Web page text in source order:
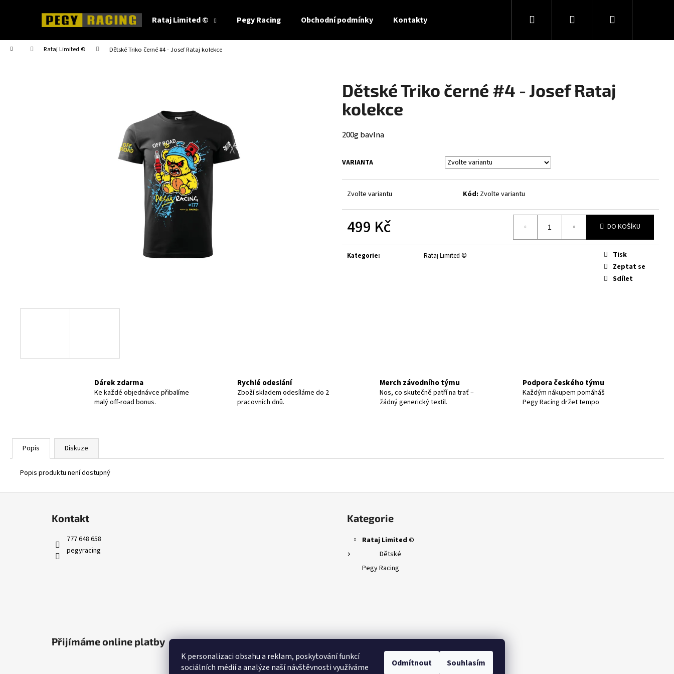
K personalizaci obsahu a reklam, poskytování funkcí
sociálních médií a analýze naší návštěvnosti využíváme
Odmítnout Souhlasím
Rataj Limited © Pegy Racing Obchodní podmínky Kontakty Hledat PřihlášeníNákupní
Domů Rataj Limited © Dětské Triko černé #4 - Josef Rataj kolekce
Dětské Triko černé #4 - Josef Rataj
kolekce
200g bavlna
VARIANTA
Zvolte variantu Kód: Zvolte variantu
499 Kč
cena:
DO KOŠÍKU
Kategorie: Rataj Limited ©
Tisk
Zeptat se
Sdílet
Dárek zdarma
Ke každé objednávce přibalíme
malý off-road bonus.
Rychlé odeslání
Zboží skladem odesíláme do 2
pracovních dnů.
Merch závodního týmu
Nos, co skutečně patří na trať –
žádný generický textil.
Podpora českého týmu
Každým nákupem pomáháš
Pegy Racing držet tempo
Popis Diskuze
Popis produktu není dostupný
í
Zpět
do
Zpět
do
HLEDAT
TRIKO ČERNÉ #4 - JOSEF RATAJ KOLEKCE
DĚTSKÉ TRIKO ČERNÉ #7 - JOSEF RATAJ
KOLEKCE
499 Kč
Kontakt
777 648 658
pegyracing
kategorie
Kategorie
Rataj Limited ©
Dětské
Pegy Racing
Přijímáme online platby